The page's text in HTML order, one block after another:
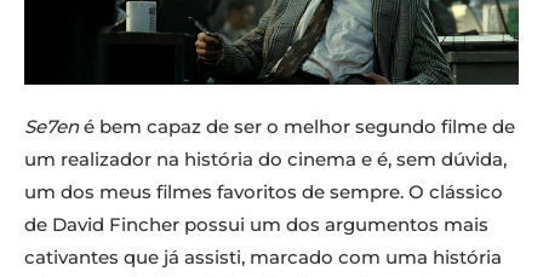
Se7ené bem capaz de ser o melhor segundo filme de
um realizador na história do cinema e é, sem dúvida,
um dos meus filmes favoritos de sempre. O clássico
de David Fincher possui um dos argumentos mais
cativantes que já assisti, marcado com uma história